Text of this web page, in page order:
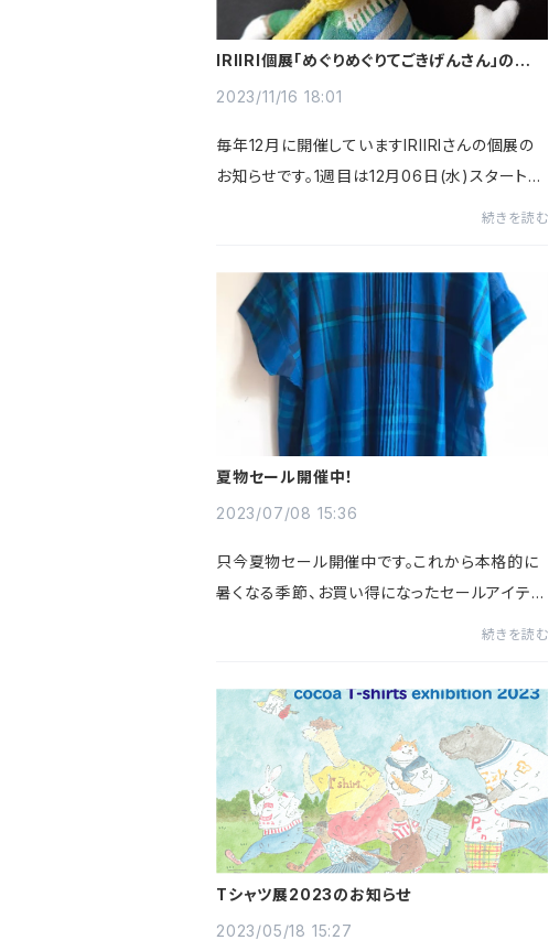
IRIIRI個展「めぐりめぐりてごきげんさん」のお知
2023/11/16 18:01
毎年12月に開催していますIRIIRIさんの個展の
お知らせです。1週目は12月06日(水)スタート、1
みです。通常の定休日と違い...
続きを読む
夏物セール開催中！
2023/07/08 15:36
只今夏物セール開催中です。これから本格的に
暑くなる季節、お買い得になったセールアイテム
C】インド綿100％ コット...
続きを読む
Tシャツ展2023のお知らせ
2023/05/18 15:27